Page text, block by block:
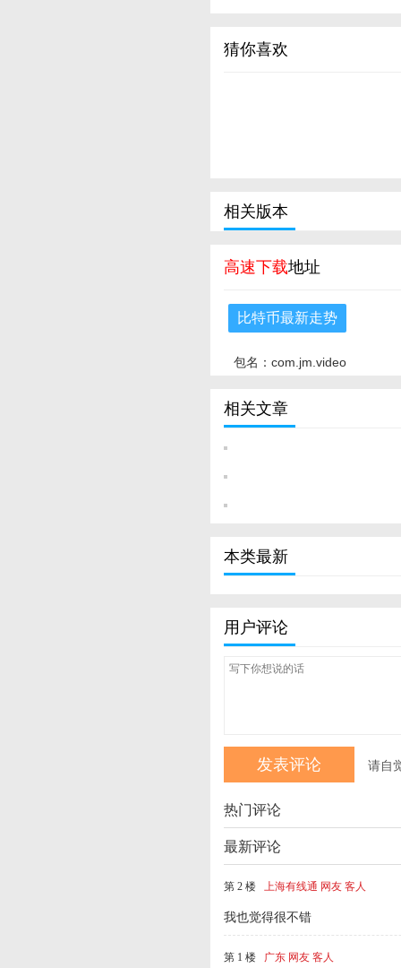
猜你喜欢
相关版本
高速下载地址
比特币最新走势
包名：com.jm.video
相关文章
本类最新
用户评论
请自
热门评论
最新评论
第 2 楼 上海有线通 网友 客人
我也觉得很不错
第 1 楼 广东 网友 客人